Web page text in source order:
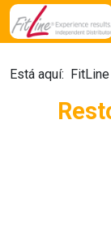
Está aquí: FitLine